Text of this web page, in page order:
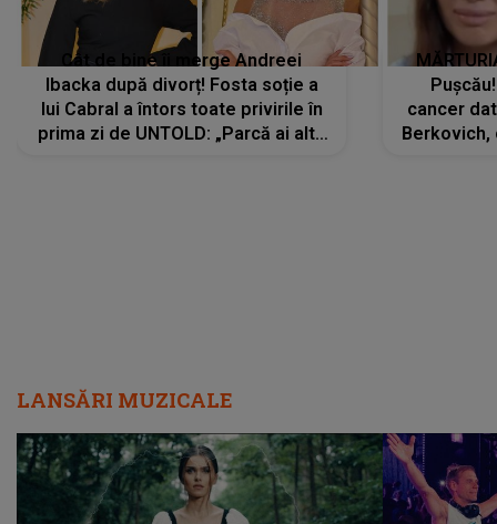
Cât de bine îi merge Andreei
Ibacka după divorț! Fosta soție a
lui Cabral a întors toate privirile în
prima zi de UNTOLD: „Parcă ai altă
cancer
LANSĂRI MUZICALE